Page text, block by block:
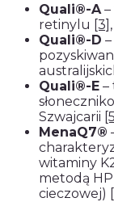
Quali®-A
retinylu [3] ,
Quali®-D
Quali®-E –
Szwajcarii
MenaQ7®
witaminy
metodą
cieczowej)